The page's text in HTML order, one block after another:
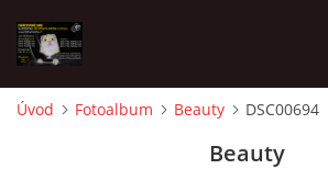
Úvod Fotoalbum Beauty DSC00694
Beauty